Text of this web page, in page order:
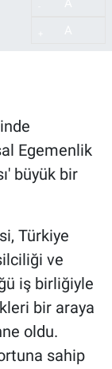
Egemenlik
büyük bir
Türkiye
ve
iş birliğiyle
bir araya
oldu.
sahip